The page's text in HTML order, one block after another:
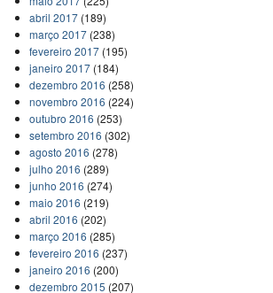
abril 2017(189)
março 2017(238)
fevereiro 2017(195)
janeiro 2017(184)
dezembro 2016 (258)
novembro 2016 (224)
outubro 2016 (253)
setembro 2016 (302)
agosto 2016 (278)
julho 2016 (289)
junho 2016 (274)
maio 2016 (219)
abril 2016 (202)
março 2016 (285)
fevereiro 2016 (237)
janeiro 2016 (200)
dezembro 2015 (207)